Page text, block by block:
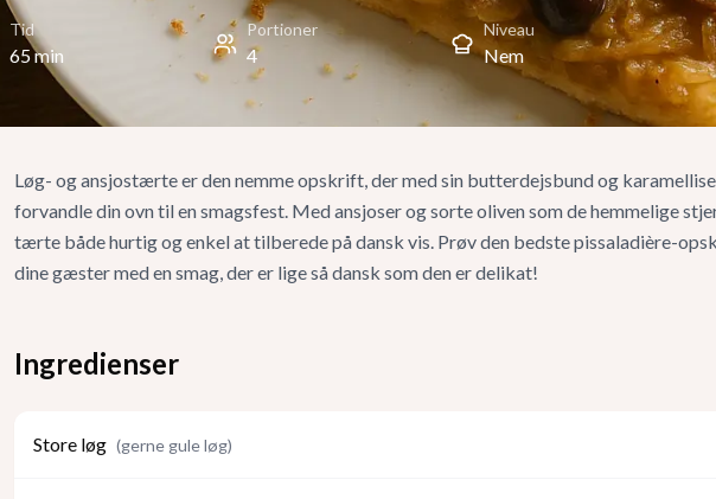
Tid
65min
Portioner
4
Niveau
Nem
Løg- og ansjostærte er den nemme opskrift, der med sin butterdejsbund og
forvandle din ovn til en smagsfest. Med ansjoser og sorte oliven som de hemmelige
tærte både hurtig og enkel at tilberede på dansk vis. Prøv den bedste pissaladière-
dine gæster med en smag, der er lige så dansk som den er delikat!
Ingredienser
Store løg (gerne gule løg)